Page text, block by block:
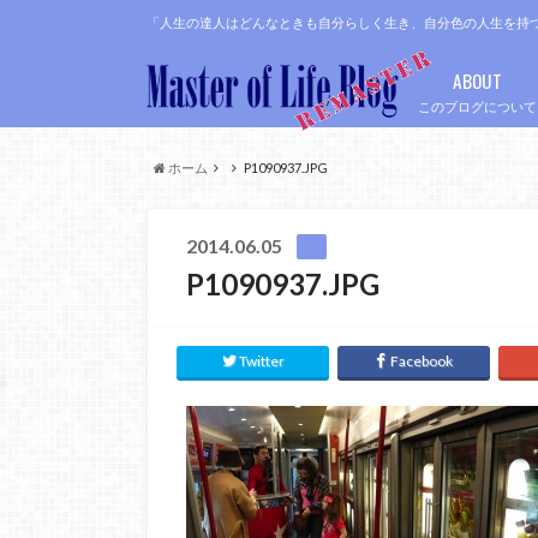
「人生の達人はどんなときも自分らしく生き、自分色の人生を持
このブログについて
ABOUT
ホーム P1090937.JPG
2014.06.05
P1090937.JPG
Twitter Facebook